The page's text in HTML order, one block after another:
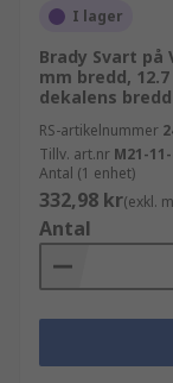
olika typer av
problemfri
av olika
vattentäta för
plana och
inomhus och
I lager
Brady Svart
mm bredd,
dekalens bredd
RS-artikelnummer
Tillv. art.nr M21-
Antal (1 enhet)
332,98 kr(exkl.
Antal